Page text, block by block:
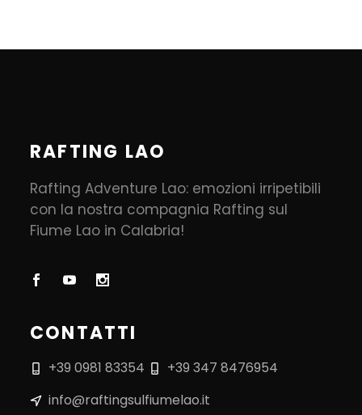
RAFTING LAO
Rafting Adventure Lao: emozioni irripetibili
con la nostra compagnia Rafting sul
Fiume Lao in Calabria!
CONTATTI
+39 0981 83354
+39 347 8476954
info@raftingsulfiumelao.it